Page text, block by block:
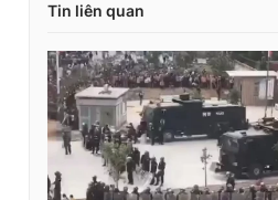
Tin liên quan